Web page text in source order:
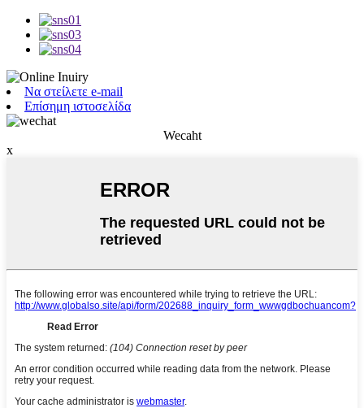
Να στείλετε e-mail
Επίσημη ιστοσελίδα
Wecaht
x